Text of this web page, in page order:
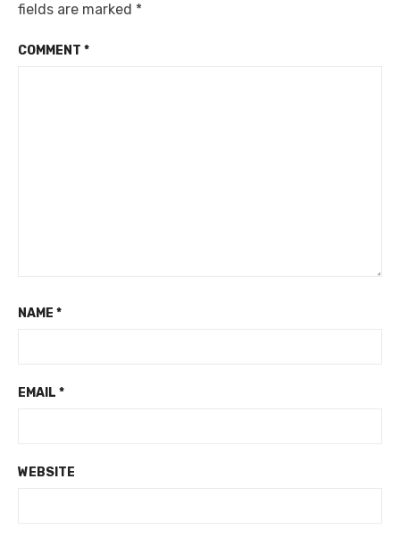
fields are marked *
COMMENT *
NAME *
EMAIL *
WEBSITE